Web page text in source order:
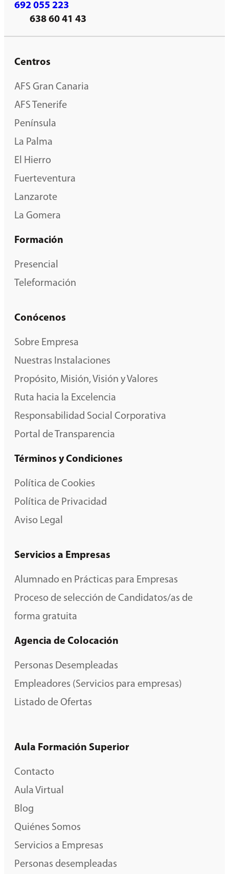
692 055 223
638 60 41 43
Centros
AFS Gran Canaria
AFS Tenerife
Península
La Palma
El Hierro
Fuerteventura
Lanzarote
La Gomera
Formación
Presencial
Teleformación
Conócenos
Sobre Empresa
Nuestras Instalaciones
Propósito, Misión, Visión y Valores
Ruta hacia la Excelencia
Responsabilidad Social Corporativa
Portal de Transparencia
Términos y Condiciones
Política de Cookies
Política de Privacidad
Aviso Legal
Servicios a Empresas
Alumnado en Prácticas para Empresas
Proceso de selección de Candidatos/as de
forma gratuita
Agencia de Colocación
Personas Desempleadas
Empleadores (Servicios para empresas)
Listado de Ofertas
Aula Formación Superior
Contacto
Aula Virtual
Blog
Quiénes Somos
Servicios a Empresas
Personas desempleadas